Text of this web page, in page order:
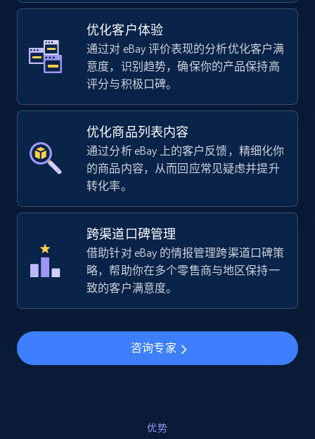
TikTok Shop
URL, Title, Available, Description, Currency, Initial
price, Final price, Discount percent, and more.
TikTok Shop - category
URL, Title, Available, Description, Currency, Initial
668+ 立即开始
TikTok Shop - Collect TikTok shop products
by keywords search
URL, Title, Available, Description, Currency, Initial
优化客户体验
通过对 eBay 评价表现的分析优化客户满
意度，识别趋势，确保你的产品保持高
评分与积极口碑。
优化商品列表内容
通过分析 eBay 上的客户反馈，精细化你
的商品内容，从而回应常见疑虑并提升
转化率。
跨渠道口碑管理
借助针对 eBay 的情报管理跨渠道口碑策
略，帮助你在多个零售商与地区保持一
致的客户满意度。
咨询专家
优势